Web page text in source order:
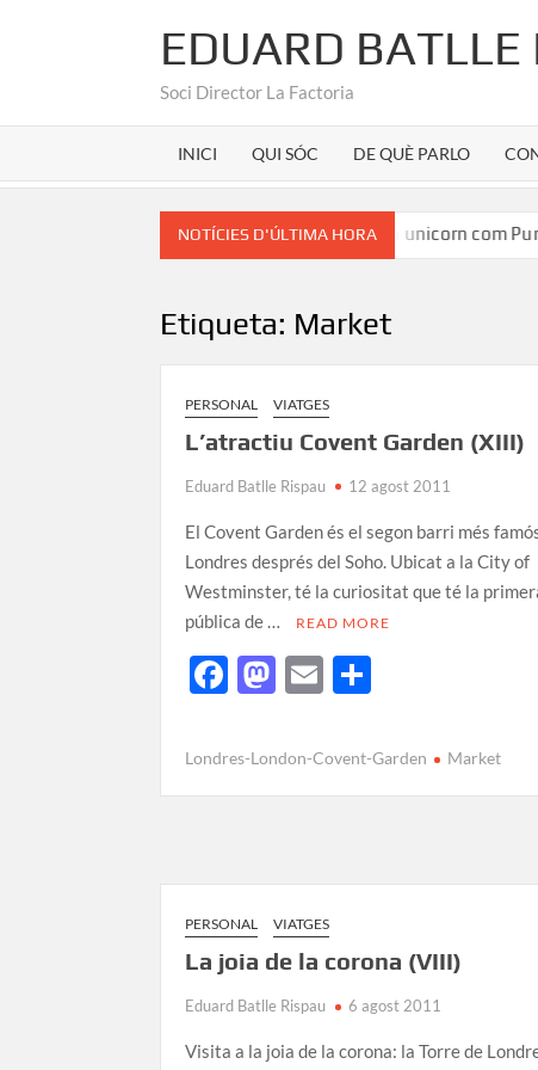
EDUARD BATLLE
Soci Director La Factoria
INICI QUI SÓC DE QUÈ PARLO
NOTÍCIES D'ÚLTIMA HORA
Marca Girona a la seu d’un unicorn com
Etiqueta: Market
PERSONAL VIATGES
L’atractiu Covent Garden (XIII)
Eduard Batlle Rispau 12 agost 2011
El Covent Garden és el segon barri més
Londres després del Soho. Ubicat a la City of
Westminster, té la curiositat que té la
pública de …
READ MORE
F
e
b
M
to
d
E
ail m
p
Londres-London-Covent-Garden Market
PERSONAL VIATGES
La joia de la corona (VIII)
Eduard Batlle Rispau 6 agost 2011
Visita a la joia de la corona: la Torre de